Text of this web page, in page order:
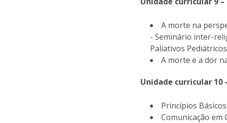
A morte na
- Seminário inter-
Paliativos Pediátricos
A morte e a dor
Unidade curricular 10
Princípios
Comunicação em